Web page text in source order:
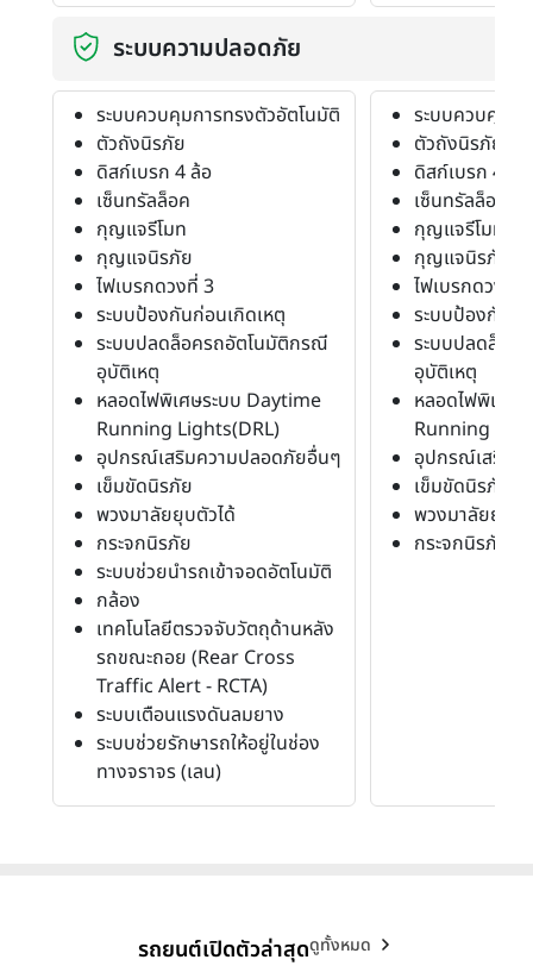
ระบบความปลอดภัย
ระบบควบคุมการทรงตัวอัตโนมัติ
ตัวถังนิรภัย
ดิสก์เบรก 4 ล้อ
เซ็นทรัลล็อค
กุญแจรีโมท
กุญแจนิรภัย
ไฟเบรกดวงที่ 3
ระบบป้องกันก่อนเกิดเหตุ
ระบบปลดล็อครถอัตโนมัติกรณี
อุบัติเหตุ
หลอดไฟพิเศษระบบ Daytime
Running Lights(DRL)
อุปกรณ์เสริมความปลอดภัยอื่นๆ
เข็มขัดนิรภัย
พวงมาลัยยุบตัวได้
กระจกนิรภัย
ระบบช่วยนำรถเข้าจอดอัตโนมัติ
กล้อง
เทคโนโลยีตรวจจับวัตถุด้านหลัง
รถขณะถอย (Rear Cross
Traffic Alert - RCTA)
ระบบเตือนแรงดันลมยาง
ระบบช่วยรักษารถให้อยู่ในช่อง
ทางจราจร (เลน)
ระบบควบคุมก
ตัวถังนิรภัย
ดิสก์เบรก 4 ล้อ
เซ็นทรัลล็อค
กุญแจรีโมท
กุญแจนิรภัย
ไฟเบรกดวงที่ 3
ระบบป้องกันก่
ระบบปลดล็อค
อุบัติเหตุ
หลอดไฟพิเศษ
Running
อุปกรณ์เสริม
เข็มขัดนิรภัย
พวงมาลัยยุบตั
กระจกนิรภัย
รถยนต์เปิดตัวล่าสุดดูทั้งหมด